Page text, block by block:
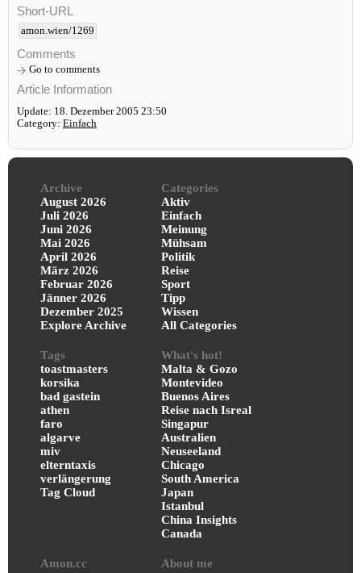
Short-URL
amon.wien/1269
Comments
Go to comments
Article Information
Update: 18. Dezember 2005 23:50
Category: Einfach
Archive
August 2026
Juli 2026
Juni 2026
Mai 2026
April 2026
März 2026
Februar 2026
Jänner 2026
Dezember 2025
Explore Archive
Categories
Aktiv
Einfach
Meinung
Mühsam
Politik
Reise
Sport
Tipp
Wissen
All Categories
Tags
toastmasters
korsika
bad gastein
athen
faro
algarve
miv
elterntaxis
verlängerung
Tag Cloud
What's hot!
Malta & Gozo
Montevideo
Buenos Aires
Reise nach Isreal
Singapur
Australien
Neuseeland
Chicago
South America
Japan
Istanbul
China Insights
Canada
Amon.cc
About me